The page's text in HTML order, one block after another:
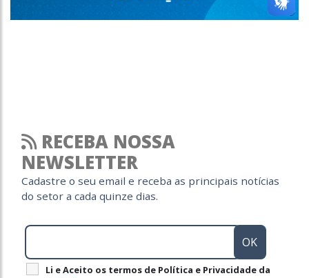
RECEBA NOSSA
NEWSLETTER
Cadastre o seu email e receba as principais notícias
do setor a cada quinze dias.
Li e Aceito os termos de Política e Privacidade da